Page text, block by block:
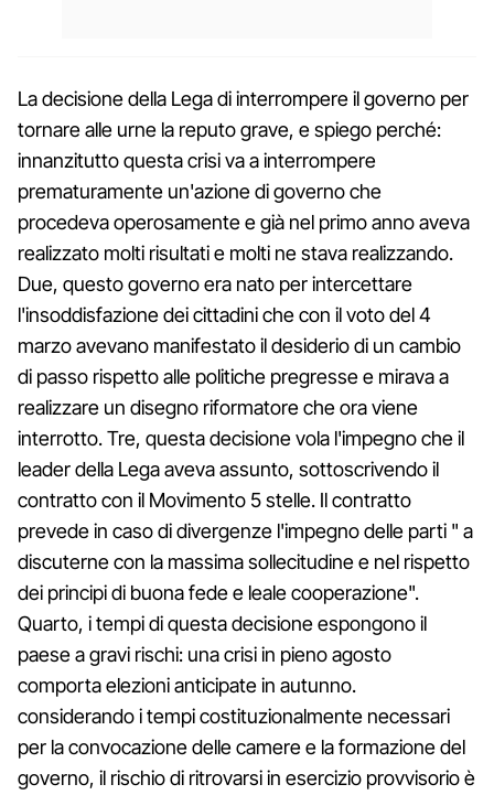
La decisione della Lega di interrompere il governo per
tornare alle urne la reputo grave, e spiego perché:
innanzitutto questa crisi va a interrompere
prematuramente un'azione di governo che
procedeva operosamente e già nel primo anno aveva
realizzato molti risultati e molti ne stava realizzando.
Due, questo governo era nato per intercettare
l'insoddisfazione dei cittadini che con il voto del 4
marzo avevano manifestato il desiderio di un cambio
di passo rispetto alle politiche pregresse e mirava a
realizzare un disegno riformatore che ora viene
interrotto. Tre, questa decisione vola l'impegno che il
leader della Lega aveva assunto, sottoscrivendo il
contratto con il Movimento 5 stelle. Il contratto
prevede in caso di divergenze l'impegno delle parti " a
discuterne con la massima sollecitudine e nel rispetto
dei principi di buona fede e leale cooperazione".
Quarto, i tempi di questa decisione espongono il
paese a gravi rischi: una crisi in pieno agosto
comporta elezioni anticipate in autunno.
considerando i tempi costituzionalmente necessari
per la convocazione delle camere e la formazione del
governo, il rischio di ritrovarsi in esercizio provvisorio è